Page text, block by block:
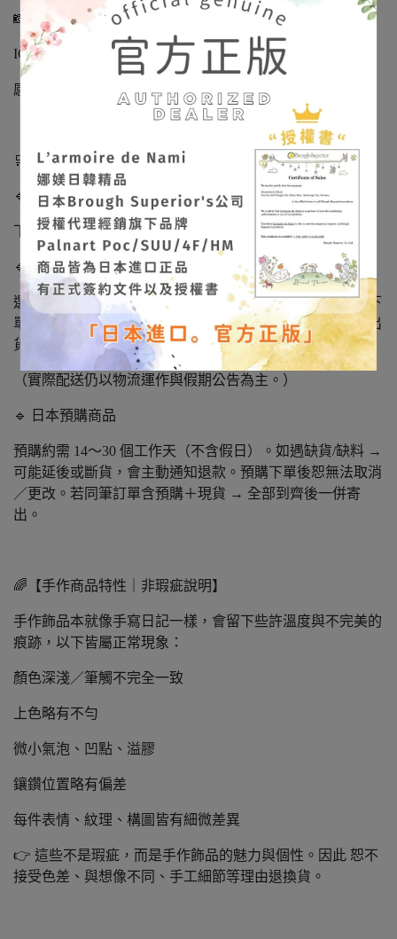
📸 作品實拍不定期更新
IG/FB： @larmoiredenami
感受飾品在光影下的立體質感與色彩層次。
🛒【出貨與預購說明】
🔹 現貨商品
下單後 下一個工作天出貨。
🔹 隔日到貨說明
選擇蝦皮「隔日到貨」的客人：請於 工作日 14:00 前完成下
單，即可於當天寄出。超過 14:00 → 將改為下一個工作天出
貨。
（實際配送仍以物流運作與假期公告為主。）
🔹 日本預購商品
預購約需 14～30 個工作天（不含假日）。如遇缺貨/缺料 →
可能延後或斷貨，會主動通知退款。預購下單後恕無法取消
／更改。若同筆訂單含預購＋現貨 → 全部到齊後一併寄
出。
🌈【手作商品特性｜非瑕疵說明】
手作飾品本就像手寫日記一樣，會留下些許溫度與不完美的
痕跡，以下皆屬正常現象：
顏色深淺／筆觸不完全一致
上色略有不勻
微小氣泡、凹點、溢膠
鑲鑽位置略有偏差
每件表情、紋理、構圖皆有細微差異
👉 這些不是瑕疵，而是手作飾品的魅力與個性。因此 恕不
接受色差、與想像不同、手工細節等理由退換貨。